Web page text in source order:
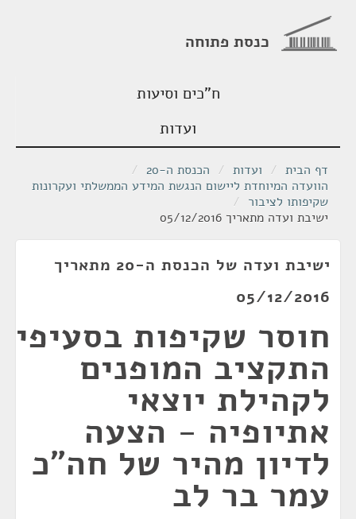
כנסת פתוחה
ח"כים וסיעות
ועדות
דף הבית / ועדות / הכנסת ה-20
/
הוועדה המיוחדת ליישום הנגשת המידע הממשלתי ועקרונות
שקיפותו לציבור /
ישיבת ועדה מתאריך 05/12/2016
ישיבת ועדה של הכנסת ה-20 מתאריך
05/12/2016
חוסר שקיפות בסעיפי
התקציב המופנים
לקהילת יוצאי
אתיופיה - הצעה
לדיון מהיר של חה"כ
עמר בר לב